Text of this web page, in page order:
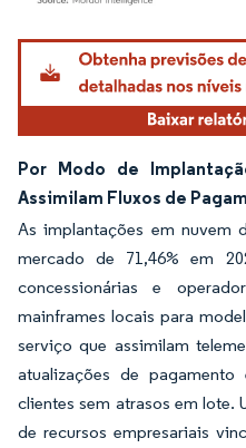
Imagem © Mordor Intelligence. O
Por Modo de
Assimilam Fluxos de
As implantações em nuvem
mercado de 71,46% em
concessionárias e
mainframes locais para
serviço que assimilam
atualizações de
clientes sem atrasos em lote.
de recursos empresariais